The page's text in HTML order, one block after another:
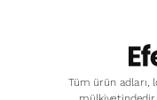
Tüm ürün adları,